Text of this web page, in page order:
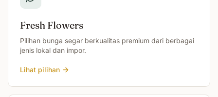
Fresh Flowers
Pilihan bunga segar berkualitas premium dari berbagai
jenis lokal dan impor.
Lihat pilihan